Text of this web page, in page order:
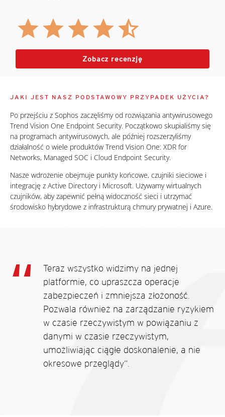
Zobacz recenzję
JAKI JEST NASZ PODSTAWOWY PRZYPADEK UŻYCIA?
Po przejściu z Sophos zaczęliśmy od rozwiązania antywirusowego
Trend Vision One Endpoint Security. Początkowo skupialiśmy się
na programach antywirusowych, ale później rozszerzyliśmy
działalność o wiele produktów Trend Vision One: XDR for
Networks, Managed SOC i Cloud Endpoint Security.
Nasze wdrożenie obejmuje punkty końcowe, czujniki sieciowe i
integrację z Active Directory i Microsoft. Używamy wirtualnych
czujników, aby zapewnić pełną widoczność sieci i utrzymać
środowisko hybrydowe z infrastrukturą chmury prywatnej i Azure.
Teraz wszystko widzimy na jednej
platformie, co upraszcza operacje
zabezpieczeń i zmniejsza złożoność.
Pozwala również na zarządzanie ryzykiem
w czasie rzeczywistym w powiązaniu z
danymi w czasie rzeczywistym,
umożliwiając ciągłe doskonalenie, a nie
okresowe przeglądy”.